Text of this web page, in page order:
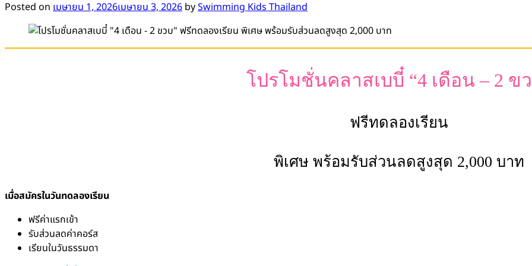
Posted on เมษายน 1, 2026เมษายน 3, 2026 bySwimming Kids Thailand
โปรโมชั่นคลาสเบบี๋ “4 เดือน – 2 ข
ฟรีทดลองเรียน
พิเศษ พร้อมรับส่วนลดสูงสุด 2,000 บาท
เมื่อสมัครในวันทดลองเรียน
ฟรีค่าแรกเข้า
รับส่วนลดค่าคอร์ส
เรียนในวันธรรมดา